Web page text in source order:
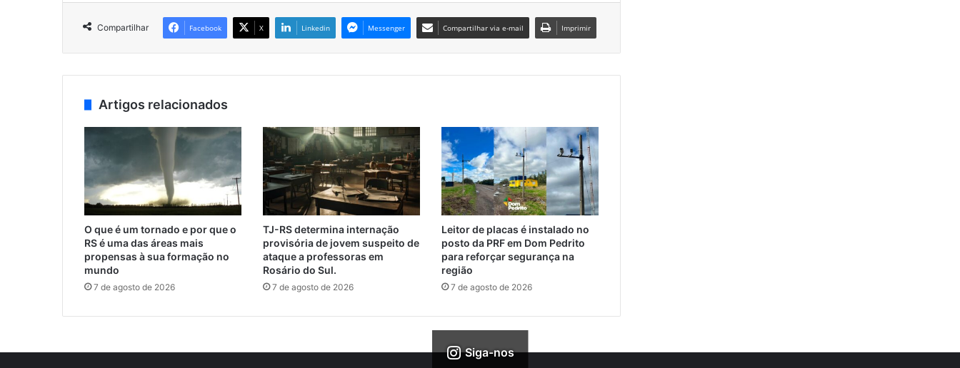
Compartilhar Facebook X Linkedin Messenger Compartilhar via e-mail Imprimir
Artigos relacionados
O que é um tornado e por que o
RS é uma das áreas mais
propensas à sua formação no
mundo
7 de agosto de 2026
TJ-RS determina internação
provisória de jovem suspeito de
ataque a professoras em
Rosário do Sul.
7 de agosto de 2026
Leitor de placas é instalado no
posto da PRF em Dom Pedrito
para reforçar segurança na
região
7 de agosto de 2026
Siga-nos